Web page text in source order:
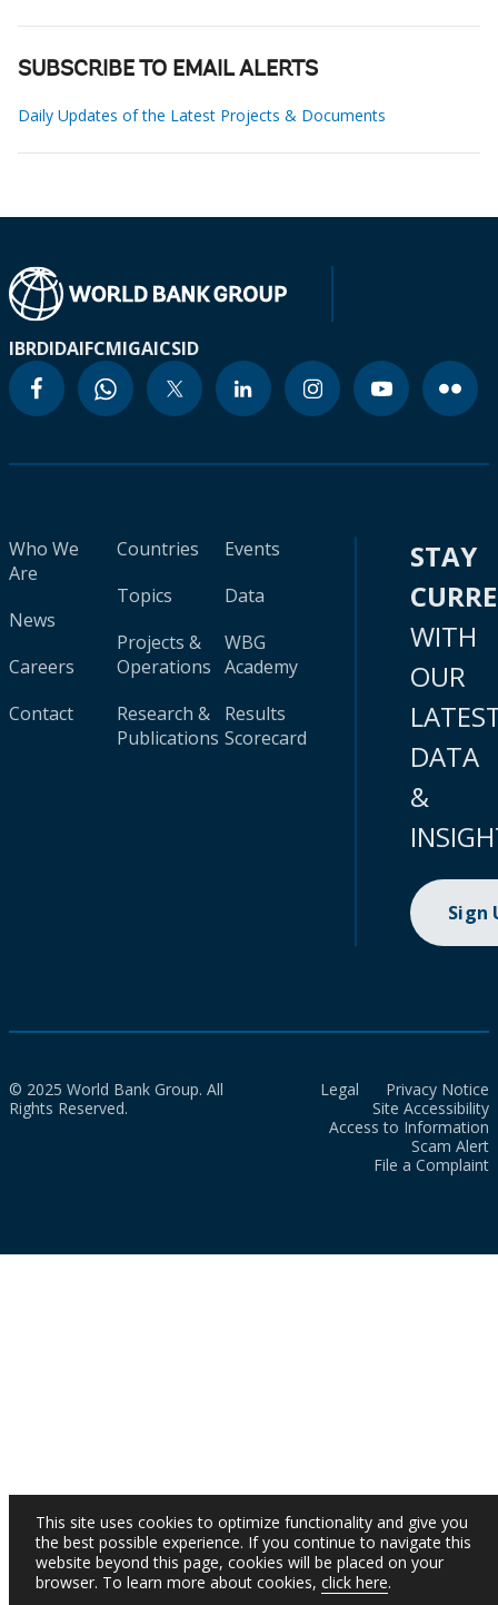
SUBSCRIBE TO EMAIL ALERTS
Daily Updates of the Latest Projects & Documents
IBRDIDAIFCMIGAICSID
Who We
Are
News
Careers
Contact
Countries
Topics
Projects &
Operations
Research &
Publications
Events
Data
WBG
Academy
Results
Scorecard
STAY
WITH
OUR
DATA
&
Sign
© 2025 World Bank Group. All
Rights Reserved.
Legal
Privacy Notice
Site Accessibility
Access to Information
Scam Alert
File a Complaint
This site uses cookies to optimize functionality and give you
the best possible experience. If you continue to navigate this
website beyond this page, cookies will be placed on your
browser. To learn more about cookies, click here.